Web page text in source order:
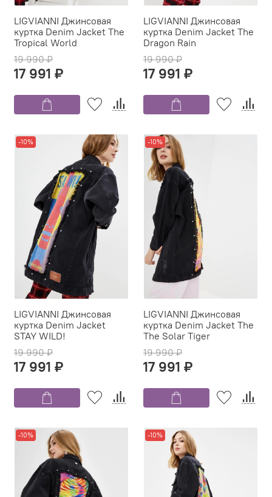
LIGVIANNI Джинсовая
куртка Denim Jacket The
Tropical World
19 990 ₽
17 991 ₽
LIGVIANNI Джинсовая
куртка Denim Jacket The
Dragon Rain
19 990 ₽
17 991 ₽
-10%
LIGVIANNI Джинсовая
куртка Denim Jacket
STAY WILD!
19 990 ₽
17 991 ₽
-10%
LIGVIANNI Джинсовая
куртка Denim Jacket The
The Solar Tiger
19 990 ₽
17 991 ₽
-10% -10%